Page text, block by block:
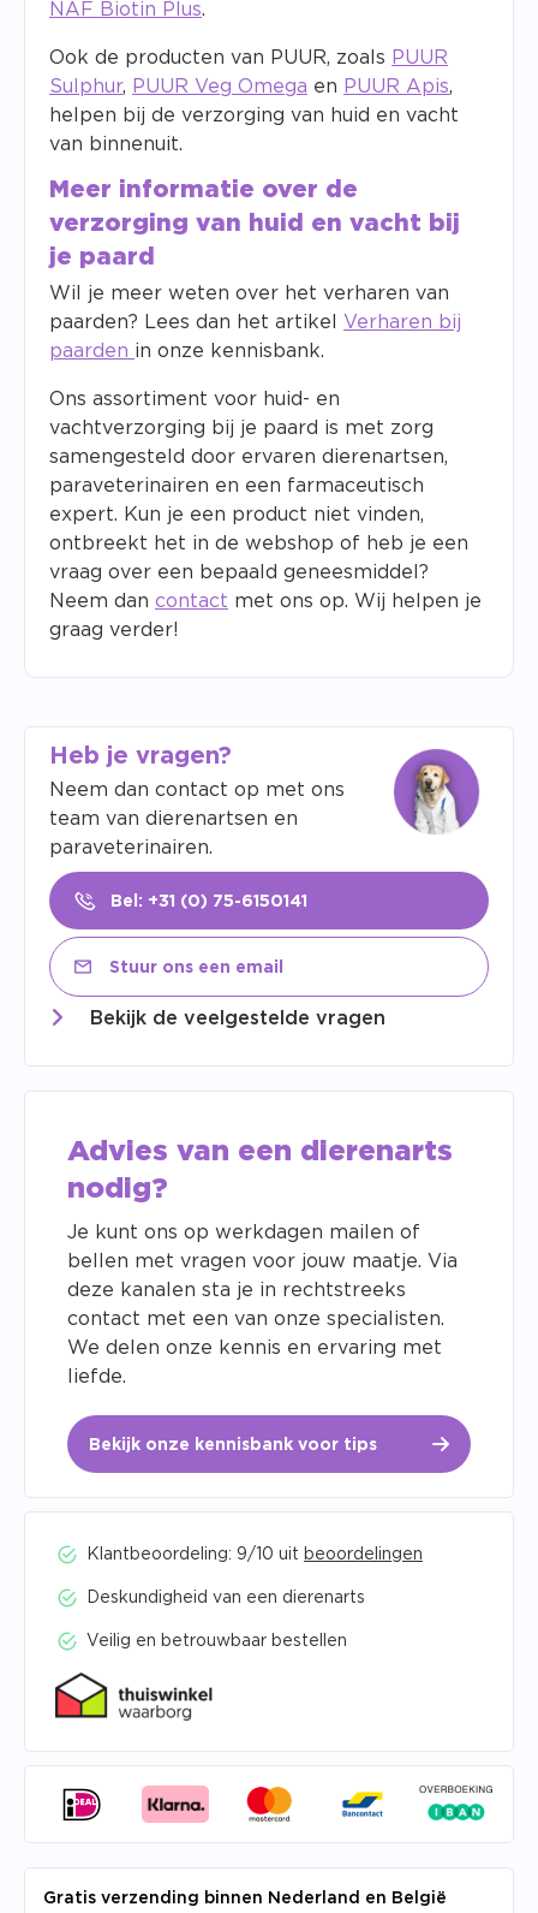
NAF Biotin Plus.
Ook de producten van PUUR, zoals PUUR
Sulphur, PUUR Veg Omega en PUUR Apis,
helpen bij de verzorging van huid en vacht
van binnenuit.
Meer informatie over de
verzorging van huid en vacht bij
je paard
Wil je meer weten over het verharen van
paarden? Lees dan het artikel Verharen bij
paarden in onze kennisbank.
Ons assortiment voor huid- en
vachtverzorging bij je paard is met zorg
samengesteld door ervaren dierenartsen,
paraveterinairen en een farmaceutisch
expert. Kun je een product niet vinden,
ontbreekt het in de webshop of heb je een
vraag over een bepaald geneesmiddel?
Neem dan contact met ons op. Wij helpen je
graag verder!
Heb je vragen?
Neem dan contact op met ons
team van dierenartsen en
paraveterinairen.
Bel: +31 (0) 75-6150141
Stuur ons een email
Bekijk de veelgestelde vragen
Advies van een dierenarts
nodig?
Je kunt ons op werkdagen mailen of
bellen met vragen voor jouw maatje. Via
deze kanalen sta je in rechtstreeks
contact met een van onze specialisten.
We delen onze kennis en ervaring met
liefde.
Bekijk onze kennisbank voor tips
Klantbeoordeling: 9/10 uit beoordelingen
Deskundigheid van een dierenarts
Veilig en betrouwbaar bestellen
Gratis verzending binnen Nederland en België